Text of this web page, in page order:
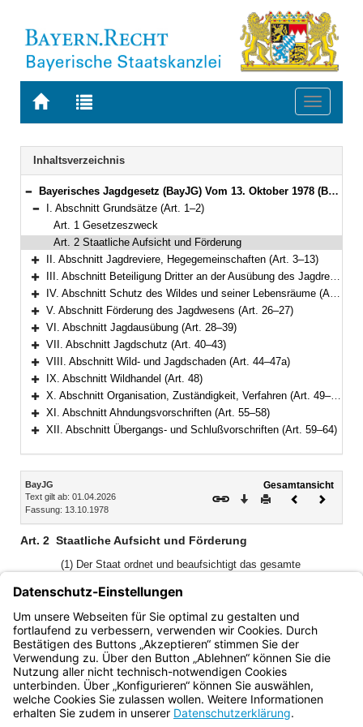
Zur
BAYERN.RECHT
Zur
letzten
Suche
Toggle
Navigation
Inhaltsverzeichnis
Bereich reduzieren
Bayerisches Jagdgesetz (BayJG) Vom 13. Oktober 1978 (BayRS V S. 595) BayRS 792-1-W (Art. 1–64)
Bereich reduzieren
I. Abschnitt Grundsätze (Art. 1–2)
Art. 1 Gesetzeszweck
Art. 2 Staatliche Aufsicht und Förderung
Bereich erweitern
II. Abschnitt Jagdreviere, Hegegemeinschaften (Art. 3–13)
Bereich erweitern
III. Abschnitt Beteiligung Dritter an der Ausübung des Jagdrechts (Art. 14–20)
Bereich erweitern
IV. Abschnitt Schutz des Wildes und seiner Lebensräume (Art. 21–25)
Bereich erweitern
V. Abschnitt Förderung des Jagdwesens (Art. 26–27)
Bereich erweitern
VI. Abschnitt Jagdausübung (Art. 28–39)
Bereich erweitern
VII. Abschnitt Jagdschutz (Art. 40–43)
Bereich erweitern
VIII. Abschnitt Wild- und Jagdschaden (Art. 44–47a)
Bereich erweitern
IX. Abschnitt Wildhandel (Art. 48)
Bereich erweitern
X. Abschnitt Organisation, Zuständigkeit, Verfahren (Art. 49–54)
Bereich erweitern
XI. Abschnitt Ahndungsvorschriften (Art. 55–58)
XII. Abschnitt Übergangs- und Schlußvorschriften (Art. 59–64)
Inhalt
BayJG
Text gilt ab: 01.04.2026
Fassung: 13.10.1978
Gesamtansicht
Download
DruckenVorheriges
Art. 2 Staatliche Aufsicht und Förderung
(1) Der Staat ordnet und beaufsichtigt das gesamte
Das Jagdwesen wird aus dem Aufkommen der
Jagdabgabe (Art. 26 und 27) gefördert.2Die Förderung nach
anderen Vorschriften und Programmen bleibt unberührt.
Bayern.de
BayernPortal